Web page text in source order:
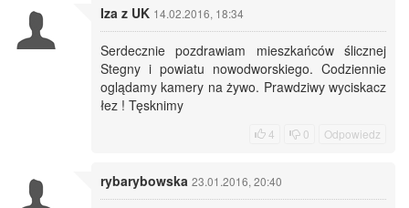
Iza z UK 14.02.2016, 18:34
Serdecznie pozdrawiam mieszkańców ślicznej
Stegny i powiatu nowodworskiego. Codziennie
oglądamy kamery na żywo. Prawdziwy wyciskacz
łez ! Tęsknimy
4 0 Odpowiedz
rybarybowska 23.01.2016, 20:40